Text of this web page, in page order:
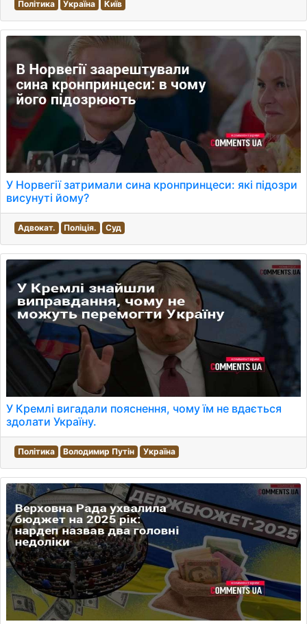
Політика Україна Київ
У Норвегії затримали сина кронпринцеси: які підозри
висунуті йому?
Адвокат. Поліція. Суд
У Кремлі вигадали пояснення, чому їм не вдається
здолати Україну.
Політика Володимир Путін Україна